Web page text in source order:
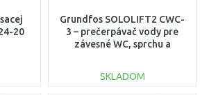
20
Grundfos SOLOLIFT2 CWC-
3 – prečerpávač vody pre
závesné WC, sprchu a
SKLADOM